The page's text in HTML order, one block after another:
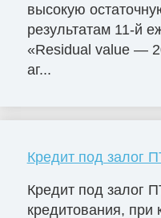
высокую
результатам 11-й
«Residual value —
аг...
Кредит под залог
Кредит под залог
кредитования, при